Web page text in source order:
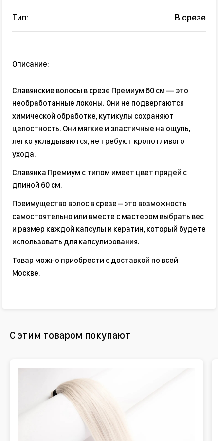
Тип: В срезе
Описание:
Славянские волосы в срезе Премиум 60 см — это
необработанные локоны. Они не подвергаются
химической обработке, кутикулы сохраняют
целостность. Они мягкие и эластичные на ощупь,
легко укладываются, не требуют кропотливого
ухода.
Славянка Премиум с типом имеет цвет прядей с
длиной 60 см.
Преимущество волос в срезе – это возможность
самостоятельно или вместе с мастером выбрать вес
и размер каждой капсулы и кератин, который будете
использовать для капсулирования.
Товар можно приобрести с доставкой по всей
Москве.
С этим товаром покупают